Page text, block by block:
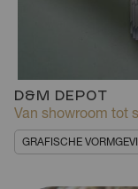
D&M DEPOT
Van showroom tot
GRAFISCHE